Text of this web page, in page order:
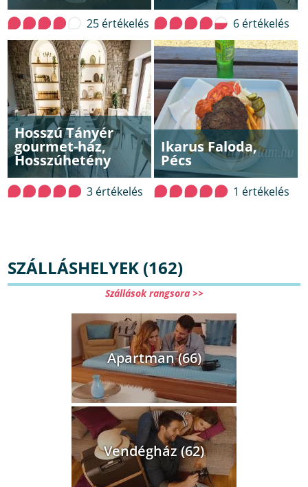
25 értékelés 6 értékelés
Hosszú Tányér
gourmet-ház,
Hosszúhetény
3 értékelés
Ikarus Faloda,
Pécs
1 értékelés
SZÁLLÁSHELYEK (162)
Szállások rangsora >>
Apartman (66)
Vendégház (62)